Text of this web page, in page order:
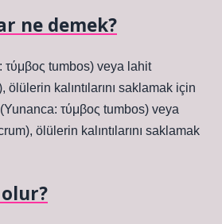
ne demek?
τύμβος tumbos) veya lahit
kalıntılarını saklamak için
τύμβος tumbos) veya
ölülerin kalıntılarını saklamak